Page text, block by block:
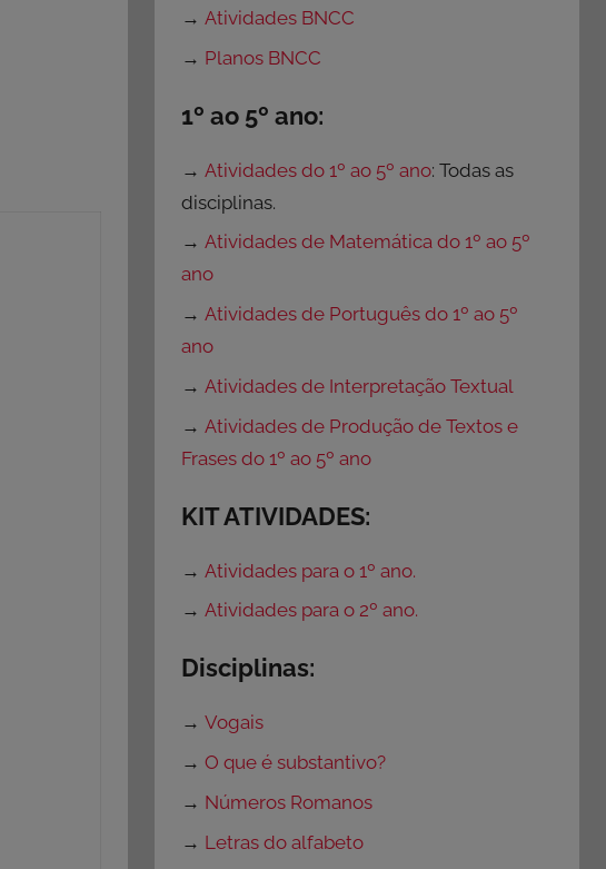
→Atividades BNCC
→ Planos BNCC
1º ao 5º ano:
→Atividades do 1º ao 5º ano: Todas as
disciplinas.
→Atividades de Matemática do 1º ao 5º
ano
→Atividades de Português do 1º ao 5º
ano
→Atividades de Interpretação Textual
→Atividades de Produção de Textos e
Frases do 1º ao 5º ano
KIT ATIVIDADES:
→Atividades para o 1º ano.
→Atividades para o 2º ano.
Disciplinas:
→Vogais
→O que é substantivo?
→ Números Romanos
→ Letras do alfabeto